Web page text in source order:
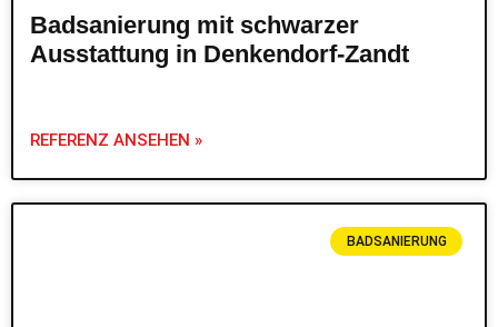
Badsanierung mit schwarzer
Ausstattung in Denkendorf-Zandt
REFERENZ ANSEHEN »
BADSANIERUNG